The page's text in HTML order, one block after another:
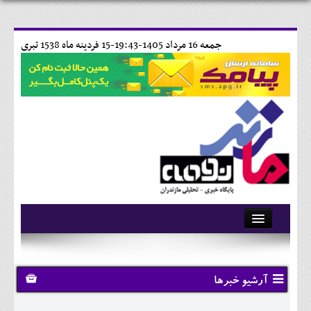
15 فردينه ماه 1538 تبری جمعه 16 مرداد 1405-19:43-
آرشیو
تماس با ما
وبلاگ
آرشیو خبرها